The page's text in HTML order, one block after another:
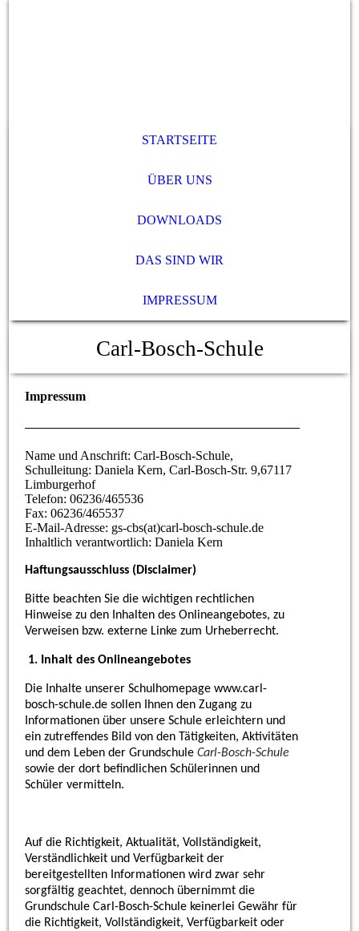
STARTSEITE
ÜBER UNS
DOWNLOADS
DAS SIND WIR
IMPRESSUM
Carl-Bosch-Schule
Impressum
Name und Anschrift: Carl-Bosch-Schule,
Schulleitung: Daniela Kern, Carl-Bosch-Str. 9,67117
Limburgerhof
Telefon: 06236/465536
Fax: 06236/465537
E-Mail-Adresse: gs-cbs(at)carl-bosch-schule.de
Inhaltlich verantwortlich: Daniela Kern
Haftungsausschluss (Disclaimer)
Bitte beachten Sie die wichtigen rechtlichen
Hinweise zu den Inhalten des Onlineangebotes, zu
Verweisen bzw. externe Linke zum Urheberrecht.
1. Inhalt des Onlineangebotes
Die Inhalte unserer Schulhomepage www.carl-
bosch-schule.de sollen Ihnen den Zugang zu
Informationen über unsere Schule erleichtern und
ein zutreffendes Bild von den Tätigkeiten, Aktivitäten
und dem Leben der GrundschuleCarl-Bosch-Schule
sowie der dort befindlichen Schülerinnen und
Schüler vermitteln.
Auf die Richtigkeit, Aktualität, Vollständigkeit,
Verständlichkeit und Verfügbarkeit der
bereitgestellten Informationen wird zwar sehr
sorgfältig geachtet, dennoch übernimmt die
Grundschule Carl-Bosch-Schule keinerlei Gewähr für
die Richtigkeit, Vollständigkeit, Verfügbarkeit oder